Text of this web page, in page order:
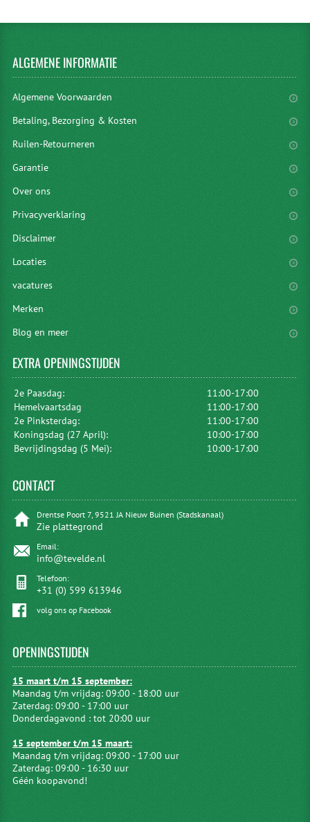
ALGEMENEINFORMATIE
Algemene Voorwaarden
Betaling, Bezorging & Kosten
Ruilen-Retourneren
Garantie
Over ons
Privacyverklaring
Disclaimer
Locaties
vacatures
Merken
Blog en meer
EXTRAOPENINGSTIJDEN
2e Paasdag:
11:00-17:00
Hemelvaartsdag
11:00-17:00
2e Pinksterdag:
11:00-17:00
Koningsdag (27 April):
10:00-17:00
Bevrijdingsdag (5 Mei):
10:00-17:00
CONTACT
Drentse Poort 7, 9521 JA Nieuw Buinen (Stadskanaal)
Zie plattegrond
Email:
info@tevelde.nl
Telefoon:
+31 (0) 599 613946
volg ons op Facebook
OPENINGSTIJDEN
15 maart t/m 15 september:
Maandag t/m vrijdag: 09:00 - 18:00 uur
Zaterdag: 09:00 - 17:00 uur
Donderdagavond : tot 20:00 uur
15 september t/m 15 maart:
Maandag t/m vrijdag: 09:00 - 17:00 uur
Zaterdag: 09:00 - 16:30 uur
Géén koopavond!